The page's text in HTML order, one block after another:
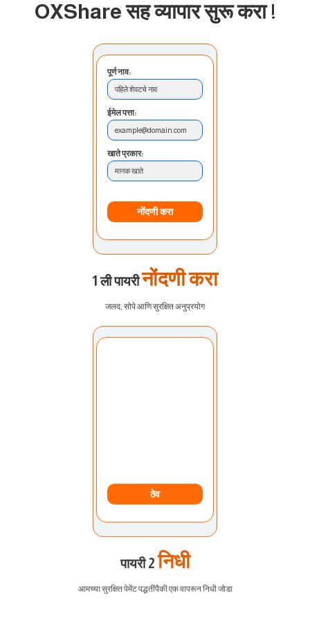
OXShare सह व्यापार सुरू करा!
पूर्ण नाव:
पहिले शेवटचे नाव
ईमेल पत्ता:
example@domain.com
खाते प्रकार:
मानक खाते
नोंदणी करा
1 ली पायरीनोंदणी करा
जलद, सोपे आणि सुरक्षित अनुप्रयोग
ठेव
पायरी 2निधी
आमच्या सुरक्षित पेमेंट पद्धतींपैकी एक वापरून निधी जोडा